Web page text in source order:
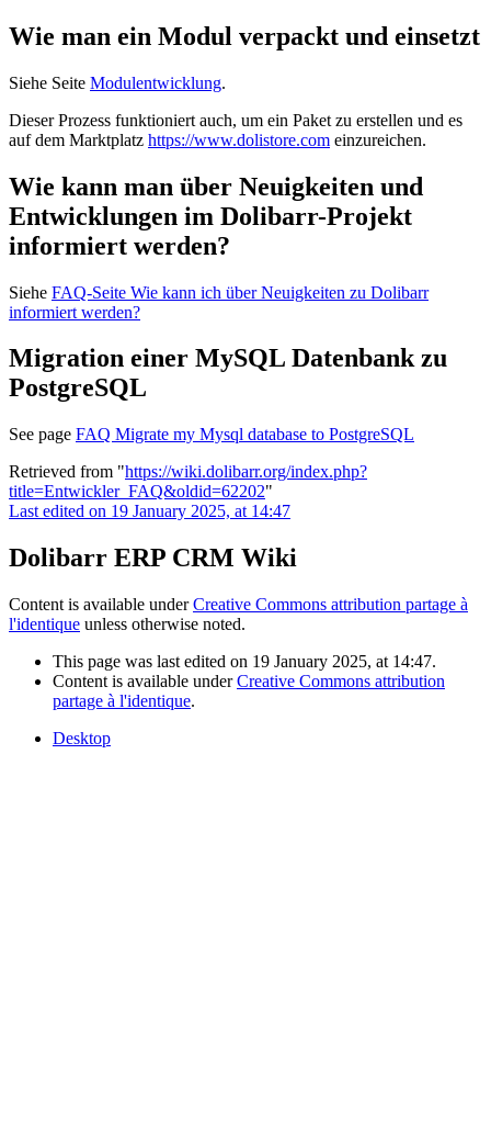
Wie man ein Modul verpackt und einsetzt
Siehe Seite Modulentwicklung.
Dieser Prozess funktioniert auch, um ein Paket zu erstellen und es
auf dem Marktplatz https://www.dolistore.com einzureichen.
Wie kann man über Neuigkeiten und
Entwicklungen im Dolibarr-Projekt
informiert werden?
Siehe FAQ-Seite Wie kann ich über Neuigkeiten zu Dolibarr
informiert werden?
Migration einer MySQL Datenbank zu
PostgreSQL
See page FAQ Migrate my Mysql database to PostgreSQL
Retrieved from "https://wiki.dolibarr.org/index.php?
title=Entwickler_FAQ&oldid=62202"
Last edited on 19 January 2025, at 14:47
Dolibarr ERP CRM Wiki
Content is available underCreative Commons attribution partage à
l'identique unless otherwise noted.
This page was last edited on 19 January 2025, at 14:47.
Content is available underCreative Commons attribution
partage à l'identique.
Desktop